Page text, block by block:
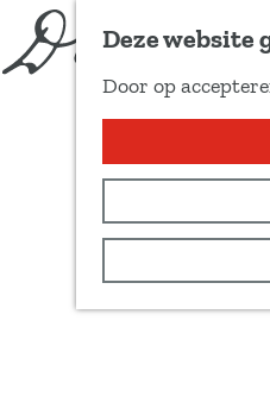
Deze website
Door op